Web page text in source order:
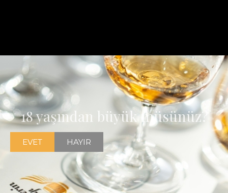
18 yaşından büyük müsünüz?
EVET HAYIR